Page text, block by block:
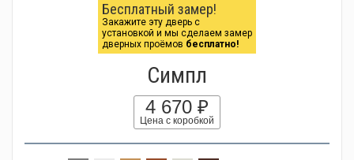
Бесплатный замер!
Закажите эту дверь с
установкой и мы сделаем замер
дверных проёмов бесплатно!
Симпл
4 670 ₽
Цена с коробкой